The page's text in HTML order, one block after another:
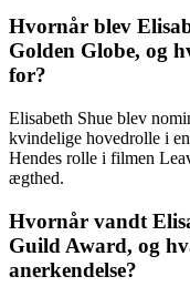
Hvornår blev
Golden Globe, og
for?
Elisabeth Shue blev
kvindelige hovedrolle i
Hendes rolle i filmen
ægthed.
Hvornår vandt
Guild Award, og
anerkendelse?